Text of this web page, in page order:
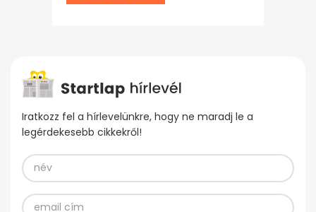
Iratkozz fel a hírlevelünkre, hogy ne maradj le a
legérdekesebb cikkekről!